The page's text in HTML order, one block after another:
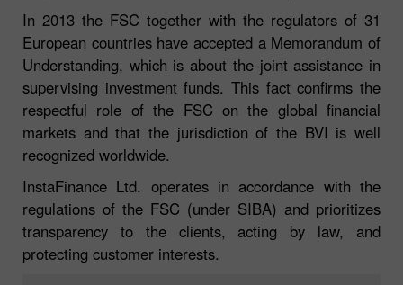
In 2013 the FSC together with the regulators of 31
European countries have accepted a Memorandum of
Understanding, which is about the joint assistance in
supervising investment funds. This fact confirms the
respectful role of the FSC on the global financial
markets and that the jurisdiction of the BVI is well
recognized worldwide.
InstaFinance Ltd. operates in accordance with the
regulations of the FSC (under SIBA) and prioritizes
transparency to the clients, acting by law, and
protecting customer interests.